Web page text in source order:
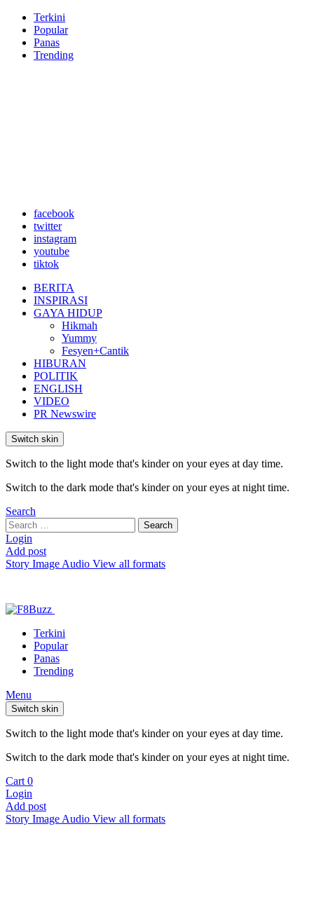
Terkini
Popular
Panas
Trending
facebook
twitter
instagram
youtube
tiktok
BERITA
INSPIRASI
GAYA HIDUP
Hikmah
Yummy
Fesyen+Cantik
HIBURAN
POLITIK
ENGLISH
VIDEO
PR Newswire
Switch skin
Switch to the light mode that's kinder on your eyes at day time.
Switch to the dark mode that's kinder on your eyes at night time.
Search
Search
for:
Search
Login
Add post
Story Image Audio View all formats
Terkini
Popular
Panas
Trending
Menu
Switch skin
Switch to the light mode that's kinder on your eyes at day time.
Switch to the dark mode that's kinder on your eyes at night time.
Cart 0
Login
Add post
Story Image Audio View all formats